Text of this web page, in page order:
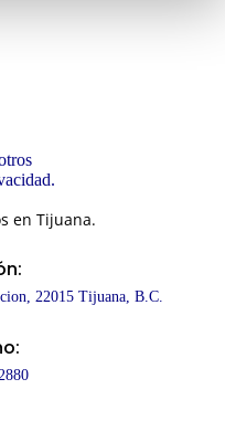
en Tijuana.
22015 Tijuana, B.C.